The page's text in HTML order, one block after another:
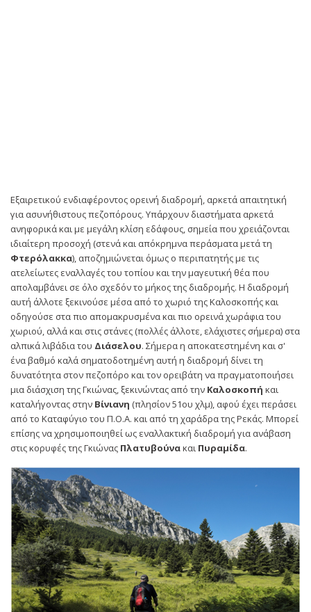
Εξαιρετικού ενδιαφέροντος ορεινή διαδρομή, αρκετά απαιτητική
για ασυνήθιστους πεζοπόρους. Υπάρχουν διαστήματα αρκετά
ανηφορικά και με μεγάλη κλίση εδάφους, σημεία που χρειάζονται
ιδιαίτερη προσοχή (στενά και απόκρημνα περάσματα μετά τη
Φτερόλακκα), αποζημιώνεται όμως ο περιπατητής με τις
ατελείωτες εναλλαγές του τοπίου και την μαγευτική θέα που
απολαμβάνει σε όλο σχεδόν το μήκος της διαδρομής. Η διαδρομή
αυτή άλλοτε ξεκινούσε μέσα από το χωριό της Καλοσκοπής και
οδηγούσε στα πιο απομακρυσμένα και πιο ορεινά χωράφια του
χωριού, αλλά και στις στάνες (πολλές άλλοτε, ελάχιστες σήμερα) στα
αλπικά λιβάδια του Διάσελου. Σήμερα η αποκατεστημένη και σ'
ένα βαθμό καλά σηματοδοτημένη αυτή η διαδρομή δίνει τη
δυνατότητα στον πεζοπόρο και τον ορειβάτη να πραγματοποιήσει
μια διάσχιση της Γκιώνας, ξεκινώντας από την Καλοσκοπή και
καταλήγοντας στην Βίνιανη (πλησίον 51ου χλμ), αφού έχει περάσει
από το Καταφύγιο του Π.Ο.Α. και από τη χαράδρα της Ρεκάς. Μπορεί
επίσης να χρησιμοποιηθεί ως εναλλακτική διαδρομή για ανάβαση
στις κορυφές της Γκιώνας Πλατυβούνακαι Πυραμίδα.